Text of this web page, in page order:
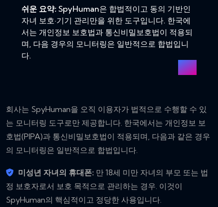
쉬운 요약: SpyHuman은 합법적이고 동의 기반인
자녀 보호·기기 관리만을 위한 도구입니다. 한국에
서는 개인정보 보호법과 통신비밀보호법이 적용되
며, 다음 경우의 모니터링은 일반적으로 합법입니
다.
회사는 SpyHuman을 오직 이용자가 법적으로 수행할 수 있
는 모니터링 도구로만 제공합니다. 한국에서는 개인정보 보
호법(PIPA)과 통신비밀보호법이 적용되며, 다음과 같은 경우
의 모니터링은 일반적으로 합법입니다.
미성년 자녀의 휴대폰: 만 18세 미만 자녀의 부모 또는 법
정 보호자로서 보호 목적으로 관리하는 경우. 이것이
SpyHuman의 핵심적이고 정당한 사용입니다.